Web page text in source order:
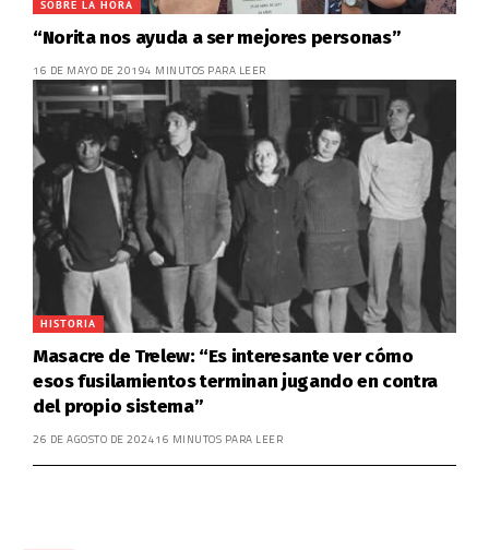
SOBRE LA HORA
“Norita nos ayuda a ser mejores personas”
16 DE MAYO DE 20194 MINUTOS PARA LEER
HISTORIA
Masacre de Trelew: “Es interesante ver cómo
esos fusilamientos terminan jugando en contra
del propio sistema”
26 DE AGOSTO DE 202416 MINUTOS PARA LEER